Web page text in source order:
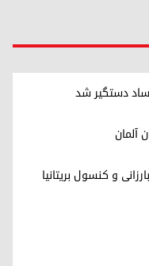
دستگیر شد
آلمان
و کنسول بریتانیا